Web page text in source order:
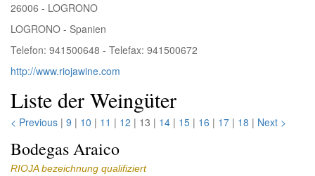
26006 - LOGRONO
LOGRONO - Spanien
Telefon: 941500648 - Telefax: 941500672
http://www.riojawine.com
Liste der Weingüter
< Previous | 9 | 10 | 11 | 12 | 13 | 14 | 15 | 16 | 17 | 18 | Next >
Bodegas Araico
RIOJA bezeichnung qualifiziert